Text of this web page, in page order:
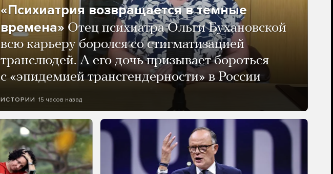
«Психиатрия возвращается в темные
времена» Отец психиатра Ольги Бухановской
всю карьеру боролся со стигматизацией
транслюдей. А его дочь призывает бороться
с «эпидемией трансгендерности» в России
ИСТОРИИ 15 часов назад